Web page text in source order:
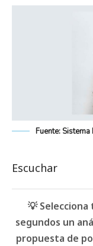
Fuente: Sistema
Escuchar
💡
segundos un
propuesta de